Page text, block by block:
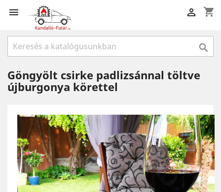
 shopping_cart


Göngyölt csirke padlizsánnal töltve
újburgonya körettel